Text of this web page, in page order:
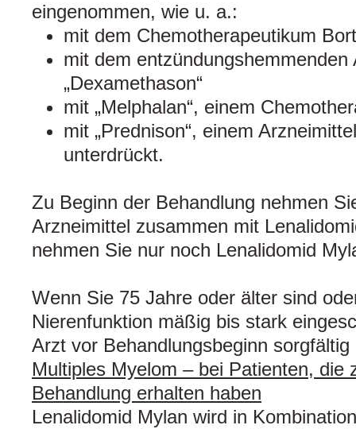
eingenommen, wie u. a.:
mit dem Chemotherapeutikum
mit dem entzündungshemmenden
„Dexamethason“
mit „Melphalan“, einem
mit „Prednison“, einem
unterdrückt.
Zu Beginn der Behandlung nehmen
Arzneimittel zusammen mit
nehmen Sie nur noch Lenalidomid
Wenn Sie 75 Jahre oder älter sind
Nierenfunktion mäßig bis stark
Arzt vor Behandlungsbeginn
Multiples Myelom – bei Patienten, die
Behandlung erhalten haben
Lenalidomid Mylan wird in